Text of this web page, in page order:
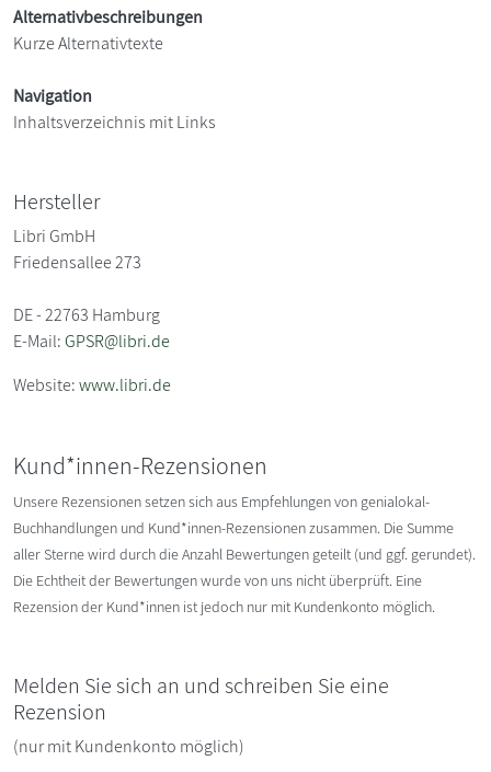
Alternativbeschreibungen
Kurze Alternativtexte
Navigation
Inhaltsverzeichnis mit Links
Hersteller
Libri GmbH
Friedensallee 273
DE - 22763 Hamburg
E-Mail:GPSR@libri.de
Website:www.libri.de
Kund*innen-Rezensionen
Unsere Rezensionen setzen sich aus Empfehlungen von genialokal-
Buchhandlungen und Kund*innen-Rezensionen zusammen. Die Summe
aller Sterne wird durch die Anzahl Bewertungen geteilt (und ggf. gerundet).
Die Echtheit der Bewertungen wurde von uns nicht überprüft. Eine
Rezension der Kund*innen ist jedoch nur mit Kundenkonto möglich.
Melden Sie sich an und schreiben Sie eine
Rezension
(nur mit Kundenkonto möglich)